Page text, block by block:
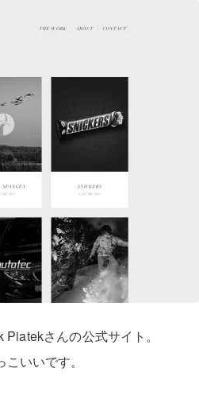
さんの公式サイト。
いいです。